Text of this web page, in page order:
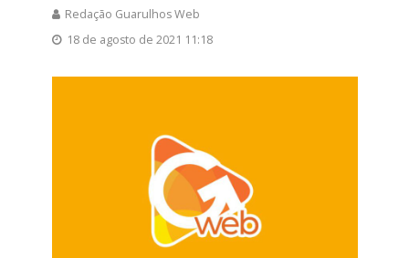
Redação Guarulhos Web
18 de agosto de 2021 11:18